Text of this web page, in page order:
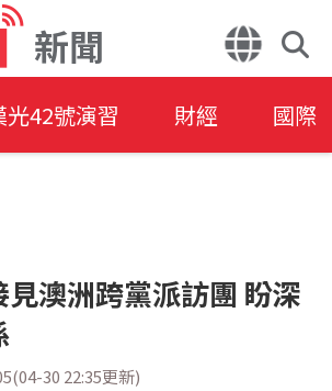
新聞
光42號演習 財經 國際
澳洲跨黨派訪團 盼深
30 22:35更新)